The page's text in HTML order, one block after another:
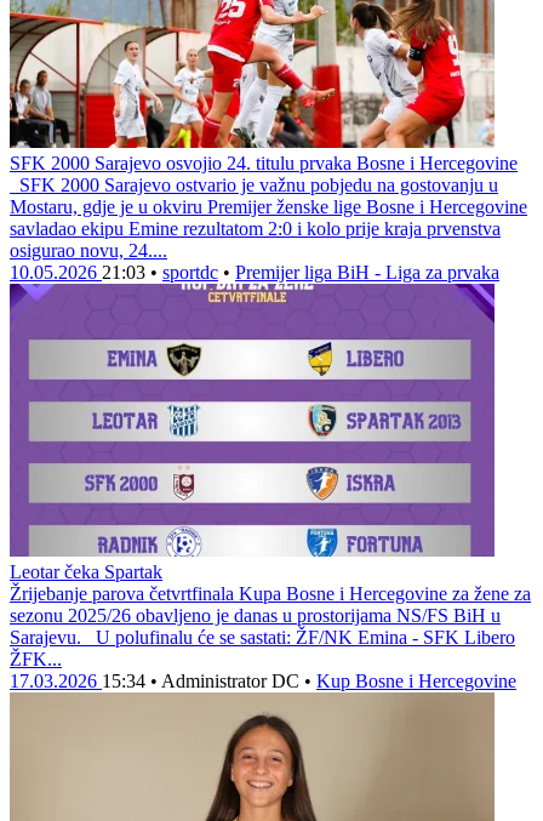
SFK 2000 Sarajevo osvojio 24. titulu prvaka Bosne i Hercegovine
SFK 2000 Sarajevo ostvario je važnu pobjedu na gostovanju u
Mostaru, gdje je u okviru Premijer ženske lige Bosne i Hercegovine
savladao ekipu Emine rezultatom 2:0 i kolo prije kraja prvenstva
osigurao novu, 24....
10.05.2026 21:03 • sportdc • Premijer liga BiH - Liga za prvaka
Leotar čeka Spartak
Žrijebanje parova četvrtfinala Kupa Bosne i Hercegovine za žene za
sezonu 2025/26 obavljeno je danas u prostorijama NS/FS BiH u
Sarajevu. U polufinalu će se sastati: ŽF/NK Emina - SFK Libero
ŽFK...
17.03.2026 15:34 • Administrator DC • Kup Bosne i Hercegovine